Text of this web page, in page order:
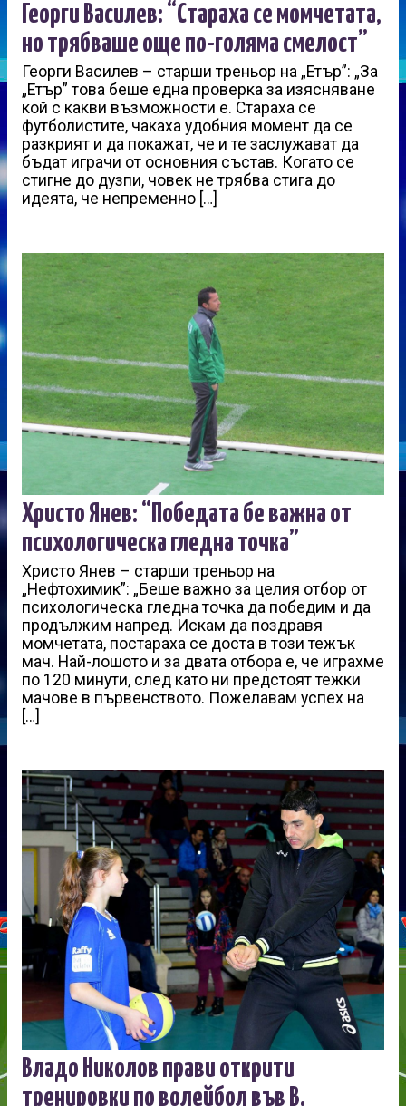
Георги Василев: “Стараха се момчетата,
но трябваше още по-голяма смелост”
Георги Василев – старши треньор на „Етър”: „За
„Етър” това беше една проверка за изясняване
кой с какви възможности е. Стараха се
футболистите, чакаха удобния момент да се
разкрият и да покажат, че и те заслужават да
бъдат играчи от основния състав. Когато се
стигне до дузпи, човек не трябва стига до
идеята, че непременно […]
Христо Янев: “Победата бе важна от
психологическа гледна точка”
Христо Янев – старши треньор на
„Нефтохимик”: „Беше важно за целия отбор от
психологическа гледна точка да победим и да
продължим напред. Искам да поздравя
момчетата, постараха се доста в този тежък
мач. Най-лошото и за двата отбора е, че играхме
по 120 минути, след като ни предстоят тежки
мачове в първенството. Пожелавам успех на
[…]
Владо Николов прави открити
тренировки по волейбол във В.